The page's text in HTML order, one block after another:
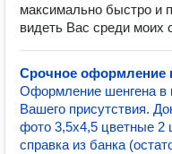
максимально быстро и
видеть Вас среди моих
Срочное оформление
Оформление шенгена в
Вашего присутствия.
фото 3,5х4,5 цветные
справка из банка